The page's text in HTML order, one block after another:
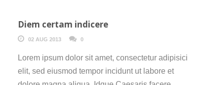
Diem certam indicere
02 AUG 2013 0
Lorem ipsum dolor sit amet, consectetur adipisici
elit, sed eiusmod tempor incidunt ut labore et